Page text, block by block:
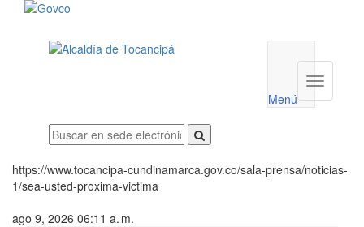
utilidades
Menú
Menú
https://www.tocancipa-cundinamarca.gov.co/sala-prensa/noticias-
1/sea-usted-proxima-victima
ago 9, 2026 06:11 a. m.